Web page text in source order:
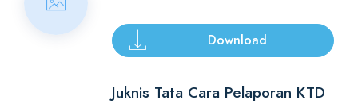
Download
Juknis Tata Cara Pelaporan KTD